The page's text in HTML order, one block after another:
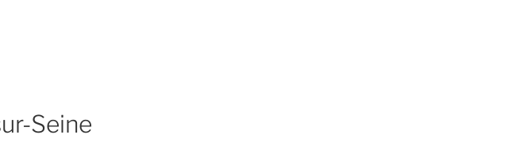
Seine